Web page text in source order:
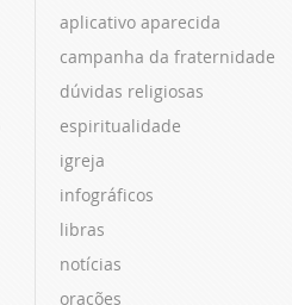
aplicativo aparecida
campanha da fraternidade
dúvidas religiosas
espiritualidade
igreja
infográficos
libras
notícias
orações